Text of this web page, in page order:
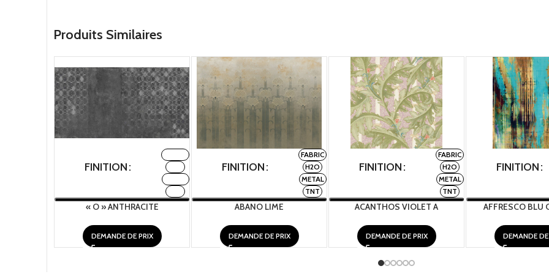
Produits Similaires
FINITION
« O » ANTHRACITE
DEMANDE DE PRIX
FINITION
FABRIC
H2O
METAL
TNT
ABANO LIME
DEMANDE DE PRIX
FINITION
FABRIC
H2O
METAL
TNT
ACANTHOS VIOLET A
DEMANDE DE PRIX
FINITION
AFFRESCO BLU
DEMANDE DE